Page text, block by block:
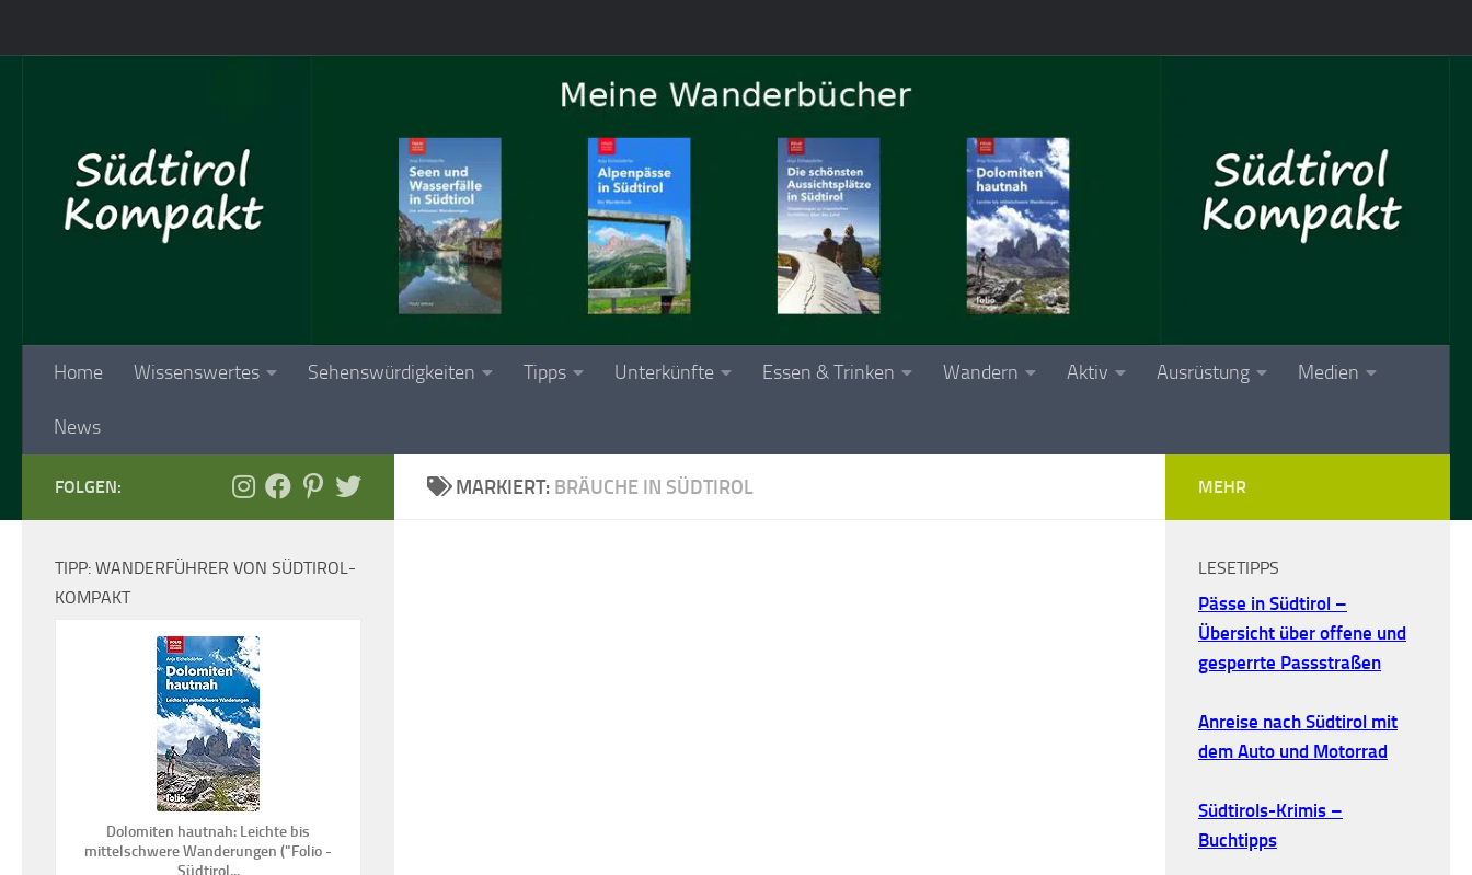
Home Wissenswertes Sehenswürdigkeiten Tipps Unterkünfte Essen & Trinken Wandern Aktiv Ausrüstung Medien
News
MARKIERT: BRÄUCHE IN SÜDTIROL
FOLGEN:
TIPP: WANDERFÜHRER VON SÜDTIROL-
KOMPAKT
Dolomiten hautnah: Leichte bis
mittelschwere Wanderungen ("Folio -
Südtirol...
MEHR
LESETIPPS
Pässe in Südtirol –
Übersicht über offene und
gesperrte Passstraßen
Anreise nach Südtirol mit
dem Auto und Motorrad
Südtirols-Krimis –
Buchtipps